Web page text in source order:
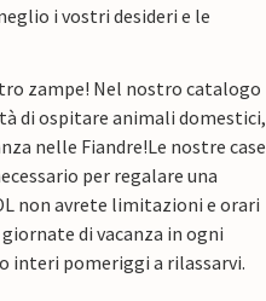
i vostri desideri e le
zampe! Nel nostro catalogo
di ospitare animali domestici,
nelle Fiandre!Le nostre case
per regalare una
non avrete limitazioni e orari
di vacanza in ogni
interi pomeriggi a rilassarvi.